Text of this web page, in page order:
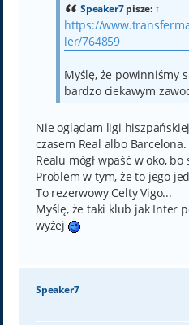
Speaker7pisze: ↑
https://
ler/764859
Myślę, że powinniśmy
bardzo ciekawym
Nie oglądam ligi
czasem Real albo
Realu mógł wpaść w oko, bo
Problem w tym, że to jego
To rezerwowy Celty Vigo...
Myślę, że taki klub jak Inter
wyżej
Speaker7